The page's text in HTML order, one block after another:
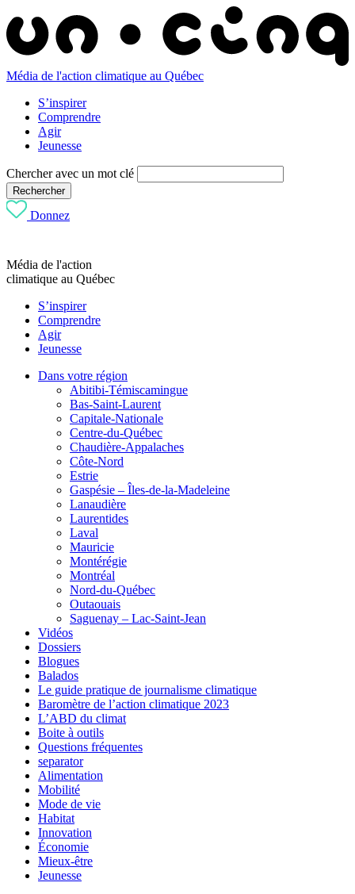
Média de l'action climatique au Québec
S’inspirer
Comprendre
Agir
Jeunesse
Chercher avec un mot clé
Rechercher
Donnez
Média de l'action
climatique au Québec
S’inspirer
Comprendre
Agir
Jeunesse
Dans votre région
Abitibi-Témiscamingue
Bas-Saint-Laurent
Capitale-Nationale
Centre-du-Québec
Chaudière-Appalaches
Côte-Nord
Estrie
Gaspésie – Îles-de-la-Madeleine
Lanaudière
Laurentides
Laval
Mauricie
Montérégie
Montréal
Nord-du-Québec
Outaouais
Saguenay – Lac-Saint-Jean
Vidéos
Dossiers
Blogues
Balados
Le guide pratique de journalisme climatique
Baromètre de l’action climatique 2023
L’ABD du climat
Boite à outils
Questions fréquentes
separator
Alimentation
Mobilité
Mode de vie
Habitat
Innovation
Économie
Mieux-être
Jeunesse